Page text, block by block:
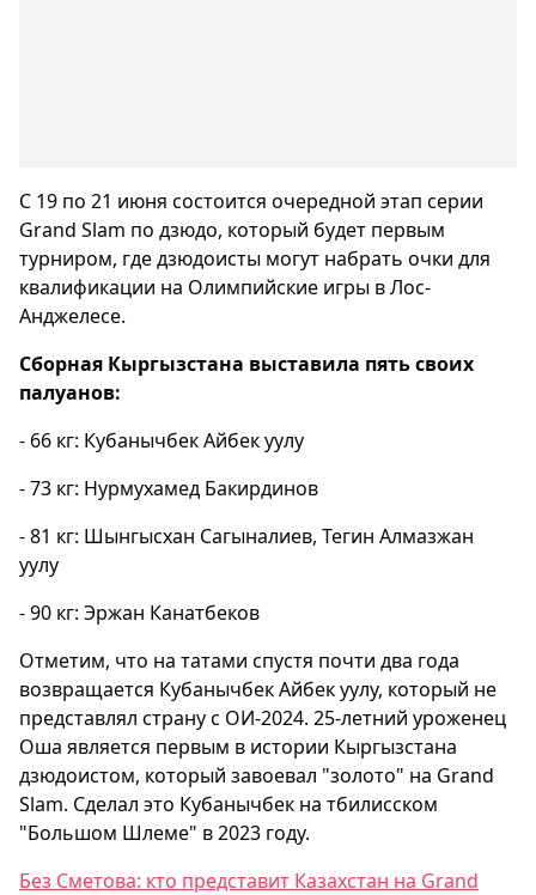
С 19 по 21 июня состоится очередной этап серии
Grand Slam по дзюдо, который будет первым
турниром, где дзюдоисты могут набрать очки для
квалификации на Олимпийские игры в Лос-
Анджелесе.
Сборная Кыргызстана выставила пять своих
палуанов:
- 66 кг: Кубанычбек Айбек уулу
- 73 кг: Нурмухамед Бакирдинов
- 81 кг: Шынгысхан Сагыналиев, Тегин Алмазжан
уулу
- 90 кг: Эржан Канатбеков
Отметим, что на татами спустя почти два года
возвращается Кубанычбек Айбек уулу, который не
представлял страну с ОИ-2024. 25-летний уроженец
Оша является первым в истории Кыргызстана
дзюдоистом, который завоевал "золото" на Grand
Slam. Сделал это Кубанычбек на тбилисском
"Большом Шлеме" в 2023 году.
Без Сметова: кто представит Казахстан на Grand